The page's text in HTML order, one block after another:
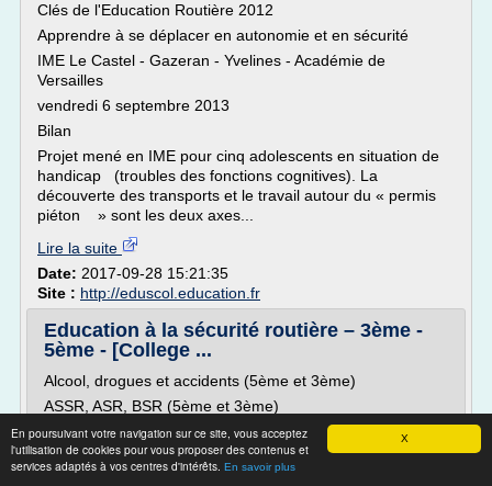
X
En poursuivant votre navigation sur ce site, vous acceptez
l'utilisation de cookies pour vous proposer des contenus et
services adaptés à vos centres d'intérêts. En savoir plus
Clés de l'Education Routière 2012
Apprendre à se déplacer en autonomie et en sécurité
IME Le Castel - Gazeran - Yvelines - Académie de
Versailles
vendredi 6 septembre 2013
Bilan
Projet mené en IME pour cinq adolescents en situation de
handicap (troubles des fonctions cognitives). La
découverte des transports et le travail autour du « permis
piéton » sont les deux axes...
Lire la suite
Date: 2017-09-28 15:21:35
Site : http://eduscol.education.fr
Education à la sécurité routière – 3ème -
5ème - [College ...
Alcool, drogues et accidents (5ème et 3ème)
ASSR, ASR, BSR (5ème et 3ème)
Assurance (5ème et 3ème)
Le casque (5ème et 3ème)